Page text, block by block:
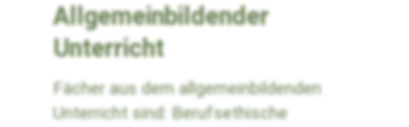
Allgemeinbildender
Unterricht
Fächer aus dem allgemeinbildenden
Unterricht sind: Berufsethische